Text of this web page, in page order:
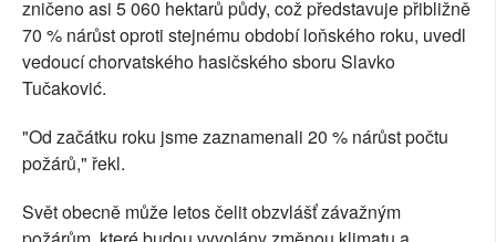
zničeno asi 5 060 hektarů půdy, což představuje přibližně
70 % nárůst oproti stejnému období loňského roku, uvedl
vedoucí chorvatského hasičského sboru Slavko
Tučaković.
"Od začátku roku jsme zaznamenali 20 % nárůst počtu
požárů," řekl.
Svět obecně může letos čelit obzvlášť závažným